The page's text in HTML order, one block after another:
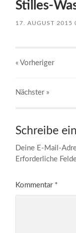
Stilles-
17. AUGUST 2015
« Vorheriger
Nächster »
Schreibe
Deine E-Mail-
Erforderliche
Kommentar *